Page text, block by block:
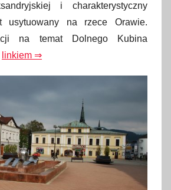
i charakterystyczny
usytuowany na rzece Orawie.
na temat Dolnego Kubina
linkiem ⇒